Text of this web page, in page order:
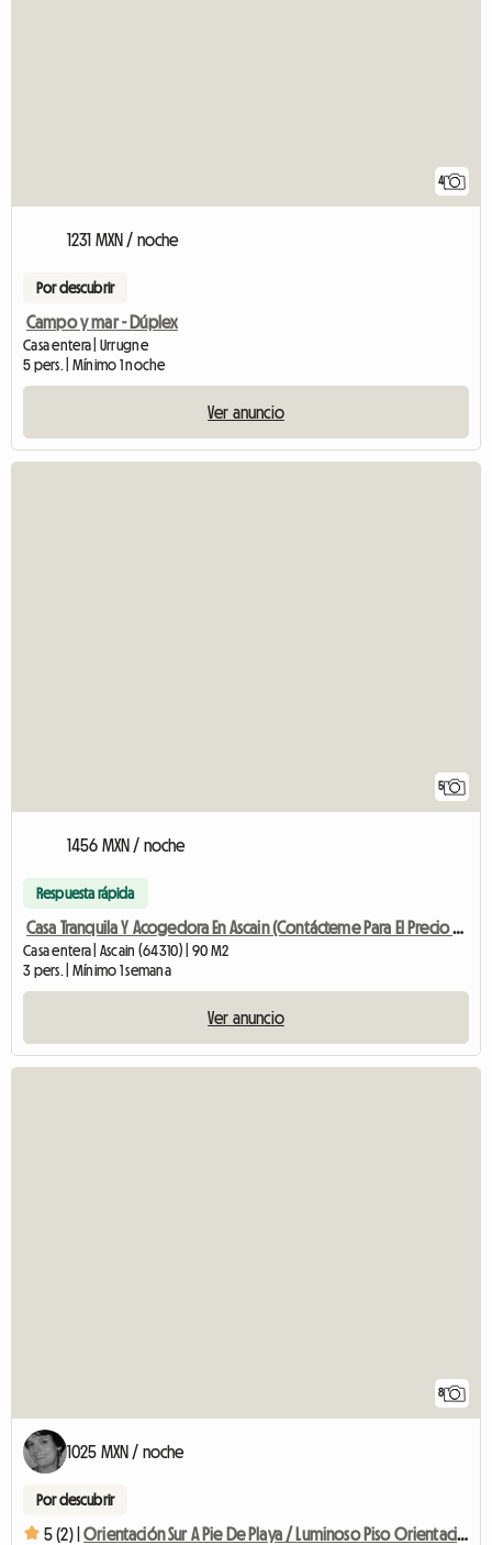
4
1231 MXN / noche
Por descubrir
Campo y mar - Dúplex
Casa entera | Urrugne
5 pers. | Mínimo 1 noche
Ver anuncio
5
1456 MXN / noche
Respuesta rápida
Casa Tranquila Y Acogedora En Ascain (Contácteme Para El Precio De
Casa entera | Ascain (64310) | 90 M2
3 pers. | Mínimo 1 semana
Ver anuncio
8
1025 MXN / noche
Por descubrir
5 (2) | Orientación Sur A Pie De Playa / Luminoso Piso Orientación Sur Con